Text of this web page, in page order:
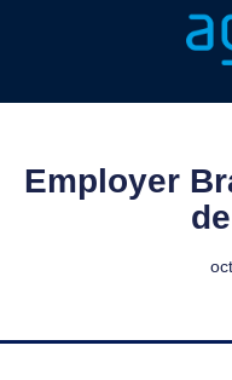
Employer